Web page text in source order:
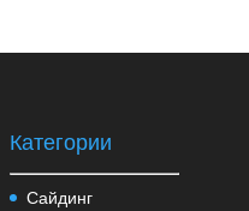
Категории
Сайдинг